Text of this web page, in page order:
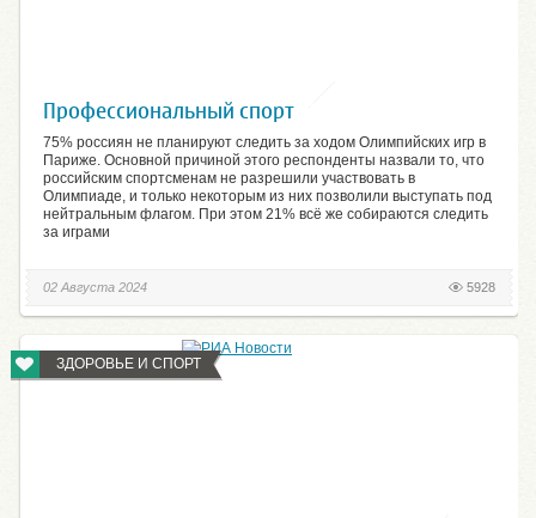
Профессиональный спорт
75% россиян не планируют следить за ходом Олимпийских игр в
Париже. Основной причиной этого респонденты назвали то, что
российским спортсменам не разрешили участвовать в
Олимпиаде, и только некоторым из них позволили выступать под
нейтральным флагом. При этом 21% всё же собираются следить
за играми
5928
02 Августа 2024
ЗДОРОВЬЕ И СПОРТ